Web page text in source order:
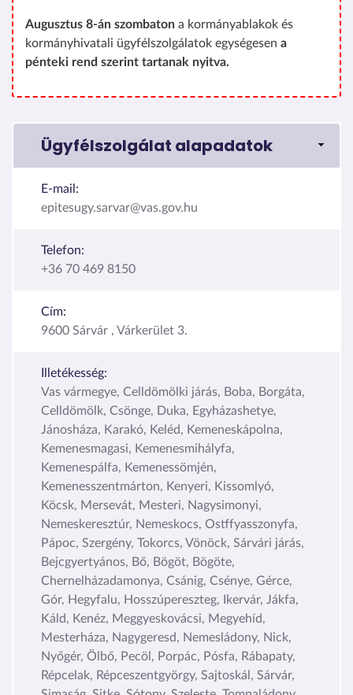
Augusztus 8-án szombaton a kormányablakok és
kormányhivatali ügyfélszolgálatok egységesen a
pénteki rend szerint tartanak nyitva.
Ügyfélszolgálat alapadatok
E-mail:
epitesugy.sarvar@vas.gov.hu
Telefon:
+36 70 469 8150
Cím:
9600 Sárvár , Várkerület 3.
Illetékesség:
Vas vármegye, Celldömölki járás, Boba, Borgáta,
Celldömölk, Csönge, Duka, Egyházashetye,
Jánosháza, Karakó, Keléd, Kemeneskápolna,
Kemenesmagasi, Kemenesmihályfa,
Kemenespálfa, Kemenessömjén,
Kemenesszentmárton, Kenyeri, Kissomlyó,
Köcsk, Mersevát, Mesteri, Nagysimonyi,
Nemeskeresztúr, Nemeskocs, Ostffyasszonyfa,
Pápoc, Szergény, Tokorcs, Vönöck, Sárvári járás,
Bejcgyertyános, Bő, Bögöt, Bögöte,
Chernelházadamonya, Csánig, Csénye, Gérce,
Gór, Hegyfalu, Hosszúpereszteg, Ikervár, Jákfa,
Káld, Kenéz, Meggyeskovácsi, Megyehíd,
Mesterháza, Nagygeresd, Nemesládony, Nick,
Nyőgér, Ölbő, Pecöl, Porpác, Pósfa, Rábapaty,
Répcelak, Répceszentgyörgy, Sajtoskál, Sárvár,